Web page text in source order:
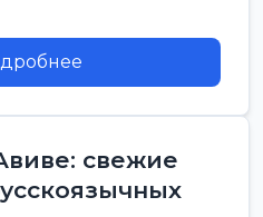
свежие